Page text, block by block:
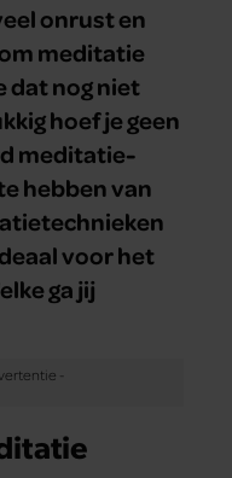
onrust en
meditatie
dat nog niet
hoef je geen
meditatie-
hebben van
voor het
ga jij